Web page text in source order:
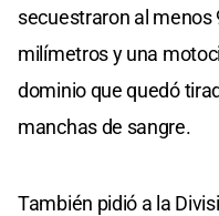
secuestraron al menos
milímetros y una
dominio que quedó
manchas de sangre.
También pidió a la